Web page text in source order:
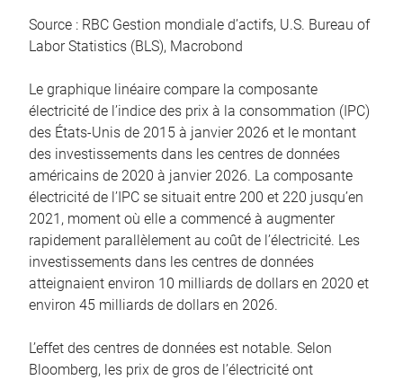
Source : RBC Gestion mondiale d’actifs, U.S. Bureau of
Labor Statistics (BLS), Macrobond
Le graphique linéaire compare la composante
électricité de l’indice des prix à la consommation (IPC)
des États-Unis de 2015 à janvier 2026 et le montant
des investissements dans les centres de données
américains de 2020 à janvier 2026. La composante
électricité de l’IPC se situait entre 200 et 220 jusqu’en
2021, moment où elle a commencé à augmenter
rapidement parallèlement au coût de l’électricité. Les
investissements dans les centres de données
atteignaient environ 10 milliards de dollars en 2020 et
environ 45 milliards de dollars en 2026.
L’effet des centres de données est notable. Selon
Bloomberg, les prix de gros de l’électricité ont